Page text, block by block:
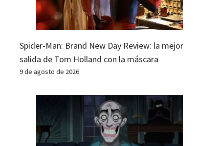
Spider-Man: Brand New Day Review: la mejor
salida de Tom Holland con la máscara
9 de agosto de 2026